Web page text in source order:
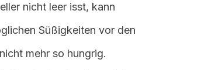
nicht leer isst, kann
Süßigkeiten vor den
mehr so hungrig.